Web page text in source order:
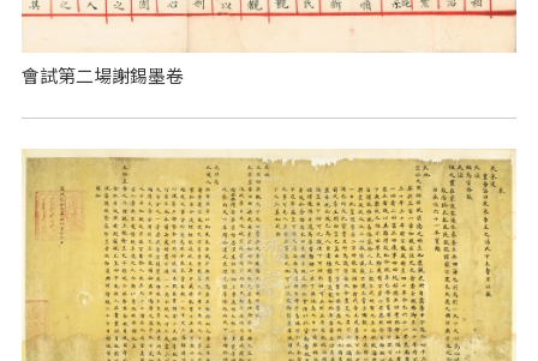
會試第二場謝錫墨卷